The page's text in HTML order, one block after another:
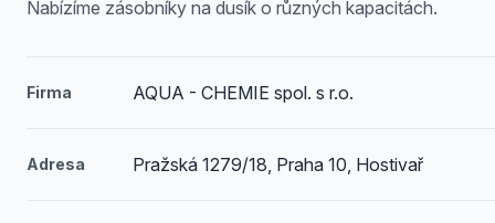
Nabízíme zásobníky na dusík o různých kapacitách.
Firma AQUA - CHEMIE spol. s r.o.
Adresa Pražská 1279/18, Praha 10, Hostivař